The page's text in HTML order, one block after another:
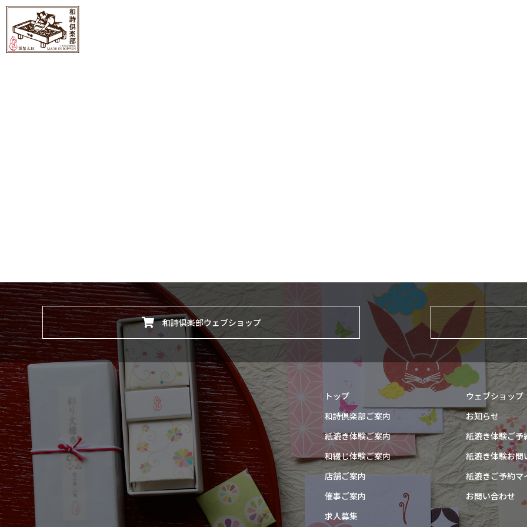
和詩倶楽部ウェブショップ
トップ
和詩倶楽部ご案内
紙漉き体験ご案内
和綴じ体験ご案内
店舗ご案内
催事ご案内
求人募集
ウェブショップ
お知らせ
紙漉き体験ご予
紙漉き体験お問
紙漉きご予約マ
お問い合わせ